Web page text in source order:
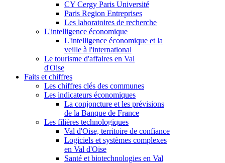
CY Cergy Paris Université
Paris Region Entreprises
Les laboratoires de recherche
L'intelligence économique
L'intelligence économique et la
veille à l'international
Le tourisme d'affaires en Val
d'Oise
Faits et chiffres
Les chiffres clés des communes
Les indicateurs économiques
La conjoncture et les prévisions
de la Banque de France
Les filières technologiques
Val d'Oise, territoire de confiance
Logiciels et systèmes complexes
en Val d'Oise
Santé et biotechnologies en Val